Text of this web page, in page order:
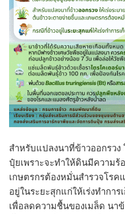
สำหรับแปลงนาที่ข้าวออกรวง
ปุ๋ยเพราะจะทำให้ดินมีความ
เกษตรกรต้องหมั่นสำรวจโร
อยู่ในระยะสุกแก่ให้เร่งทำกา
เพื่อลดความชื้นของเมล็ด นา